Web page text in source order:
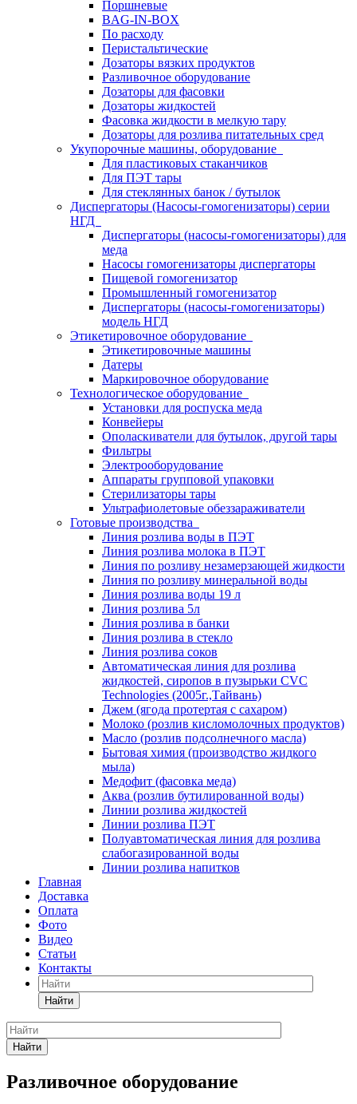
Поршневые
BAG-IN-BOX
По расходу
Перистальтические
Дозаторы вязких продуктов
Разливочное оборудование
Дозаторы для фасовки
Дозаторы жидкостей
Фасовка жидкости в мелкую тару
Дозаторы для розлива питательных сред
Укупорочные машины, оборудование
Для пластиковых стаканчиков
Для ПЭТ тары
Для стеклянных банок / бутылок
Диспергаторы (Насосы-гомогенизаторы) серии
НГД
Диспергаторы (насосы-гомогенизаторы) для
меда
Насосы гомогенизаторы диспергаторы
Пищевой гомогенизатор
Промышленный гомогенизатор
Диспергаторы (насосы-гомогенизаторы)
модель НГД
Этикетировочное оборудование
Этикетировочные машины
Датеры
Маркировочное оборудование
Технологическое оборудование
Установки для роспуска меда
Конвейеры
Ополаскиватели для бутылок, другой тары
Фильтры
Электрооборудование
Аппараты групповой упаковки
Стерилизаторы тары
Ультрафиолетовые обеззараживатели
Готовые производства
Линия розлива воды в ПЭТ
Линия розлива молока в ПЭТ
Линия по розливу незамерзающей жидкости
Линия по розливу минеральной воды
Линия розлива воды 19 л
Линия розлива 5л
Линия розлива в банки
Линия розлива в стекло
Линия розлива соков
Автоматическая линия для розлива
жидкостей, сиропов в пузырьки CVC
Technologies (2005г.,Тайвань)
Джем (ягода протертая с сахаром)
Молоко (розлив кисломолочных продуктов)
Масло (розлив подсолнечного масла)
Бытовая химия (производство жидкого
мыла)
Медофит (фасовка меда)
Аква (розлив бутилированной воды)
Линии розлива жидкостей
Линии розлива ПЭТ
Полуавтоматическая линия для розлива
слабогазированной воды
Линии розлива напитков
Главная
Доставка
Оплата
Фото
Видео
Статьи
Контакты
Найти
Найти
Разливочное оборудование